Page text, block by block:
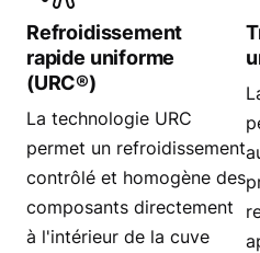
Refroidissement
rapide uniforme
(URC®)
La technologie URC
permet un refroidissement
contrôlé et homogène des
composants directement
à l'intérieur de la cuve